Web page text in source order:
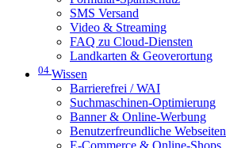
SMS Versand
Video & Streaming
FAQ zu Cloud-Diensten
Landkarten & Geoverortung
04 Wissen
Barrierefrei / WAI
Suchmaschinen-Optimierung
Banner & Online-Werbung
Benutzerfreundliche Webseiten
E-Commerce & Online-Shops